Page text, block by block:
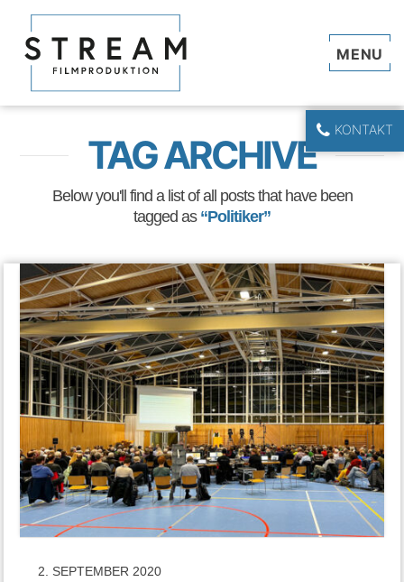
KONTAKT
TAG ARCHIVE
Below you'll find a list of all posts that have been
tagged as “Politiker”
2. SEPTEMBER 2020